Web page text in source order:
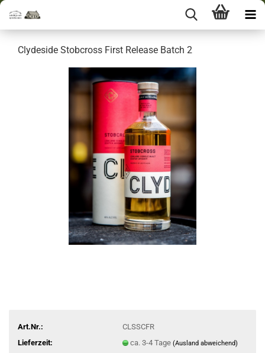
Clydeside Stobcross First Release Batch 2
Art.Nr.:
CLSSCFR
Lieferzeit:
ca. 3-4 Tage (Ausland abweichend)